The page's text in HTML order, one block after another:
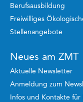
Berufsausbildung
Freiwilliges
Stellenangebote
Neues am ZMT
Aktuelle Newsletter
Anmeldung zum
Infos und Kontakte für